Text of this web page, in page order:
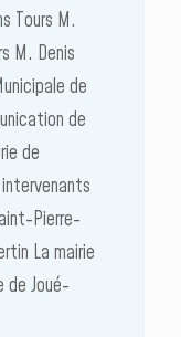
Tours M.
M. Denis
de
de
de
Pierre-
La mairie
de Joué-